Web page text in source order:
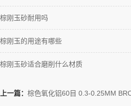
棕刚玉砂耐用吗
棕刚玉的用途有哪些
棕刚玉砂适合磨削什么材质
上一篇： 棕色氧化铝60目 0.3-0.25MM